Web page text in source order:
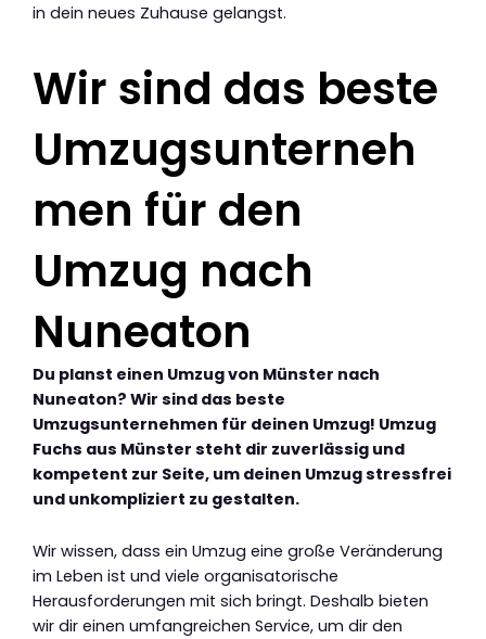
in dein neues Zuhause gelangst.
Wir sind das beste
Umzugsunterneh
men für den
Umzug nach
Nuneaton
Du planst einen Umzug von Münster nach
Nuneaton? Wir sind das beste
Umzugsunternehmen für deinen Umzug! Umzug
Fuchs aus Münster steht dir zuverlässig und
kompetent zur Seite, um deinen Umzug stressfrei
und unkompliziert zu gestalten.
Wir wissen, dass ein Umzug eine große Veränderung
im Leben ist und viele organisatorische
Herausforderungen mit sich bringt. Deshalb bieten
wir dir einen umfangreichen Service, um dir den